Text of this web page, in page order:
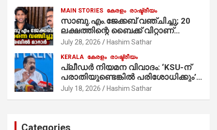
MAIN STORIES കേരളം രാഷ്ട്രീയം
സാബു.എം.ജേക്കബ് വഞ്ചിച്ചു; 20
ലക്ഷത്തിന്റെ ബൈക്ക് വിറ്റാണ്
തൃക്കാക്കരയില്‍ മത്സരിച്ചത്!
മാത്രമാണ് ഉണ്ടായിരുന്നത്;
സാബുവിന്റേത് വ്യക്തിപരമായ
നേട്ടത്തിനുള്ള പാര്‍ട്ടി; ഇപ്പോള്‍
ഫോണ്‍ വിളിച്ചാല്‍ എടുക്കില്ല;
തിരഞ്ഞെടുപ്പിലെ ദുരനുഭവങ്ങള്‍
July 28, 2026 Hashim Sathar
KERALA കേരളം രാഷ്ട്രീയം
പ്ലീഡർ നിയമന വിവാദം: ‘KSU-ന്
പരാതിയുണ്ടെങ്കിൽ പരിശോധിക്കും’;
രമേശ് ചെന്നിത്തല
July 18, 2026 Hashim Sathar
Categories